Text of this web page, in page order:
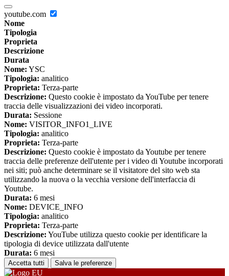
youtube.com
Nome
Tipologia
Proprieta
Descrizione
Durata
Nome: YSC
Tipologia: analitico
Proprieta: Terza-parte
Descrizione: Questo cookie è impostato da YouTube per tenere
traccia delle visualizzazioni dei video incorporati.
Durata: Sessione
Nome: VISITOR_INFO1_LIVE
Tipologia: analitico
Proprieta: Terza-parte
Descrizione: Questo cookie è impostato da Youtube per tenere
traccia delle preferenze dell'utente per i video di Youtube incorporati
nei siti; può anche determinare se il visitatore del sito web sta
utilizzando la nuova o la vecchia versione dell'interfaccia di
Youtube.
Durata: 6 mesi
Nome: DEVICE_INFO
Tipologia: analitico
Proprieta: Terza-parte
Descrizione: YouTube utilizza questo cookie per identificare la
tipologia di device utilizzata dall'utente
Durata: 6 mesi
Accetta tutti Salva le preferenze